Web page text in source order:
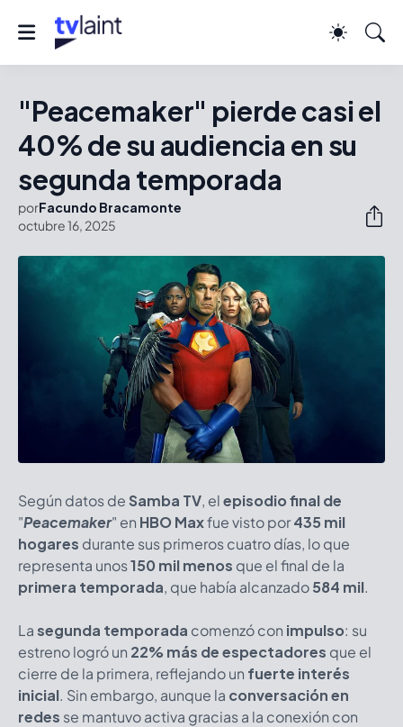
"Peacemaker" pierde casi el
40% de su audiencia en su
segunda temporada
porFacundo Bracamonte
octubre 16, 2025
Según datos de Samba TV, elepisodio final de
"Peacemaker" en HBO Maxfue visto por435 mil
hogares durante sus primeros cuatro días, lo que
representa unos150 mil menos que el final de la
primera temporada, que había alcanzado584 mil.
Lasegunda temporada comenzó con impulso: su
estreno logró un 22% más de espectadores que el
cierre de la primera, reflejando un fuerte interés
inicial. Sin embargo, aunque la conversación en
redes se mantuvo activa gracias a la conexión con